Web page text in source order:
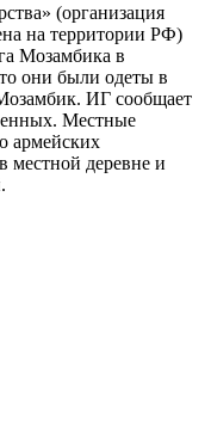
(организация
на территории РФ)
Мозамбика в
они были одеты в
ИГ сообщает
Местные
армейских
местной деревне и